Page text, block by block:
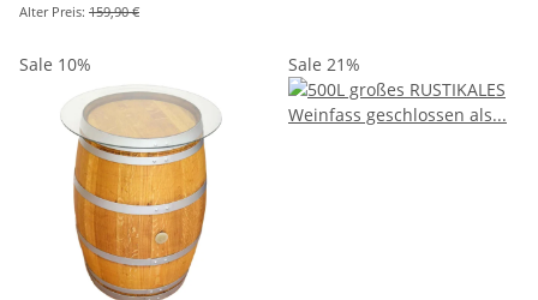
Alter Preis: 159,90 €
Sale 10% Sale 21%